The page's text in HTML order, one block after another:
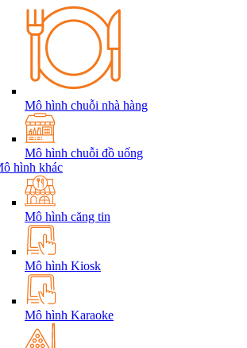
Mô hình chuỗi nhà hàng
Mô hình chuỗi đồ uống
hình khác
Mô hình căng tin
Mô hình Kiosk
Mô hình Karaoke